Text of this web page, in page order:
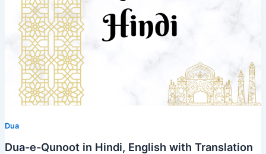
Dua
Dua-e-Qunoot in Hindi, English with Translation